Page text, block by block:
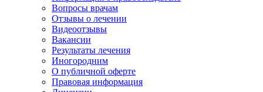
Вопросы врачам
Отзывы о лечении
Видеоотзывы
Вакансии
Результаты лечения
Иногородним
О публичной оферте
Правовая информация